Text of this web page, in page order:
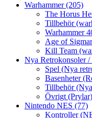
Warhammer(205)
The Horus
Tillbehör
Warhammer
Age of
Kill Team
Nya Retrokonsoler
Spel (Nya
Basenheter
Tillbehör
Övrigt (Prylar)
Nintendo NES (77)
Kontroller